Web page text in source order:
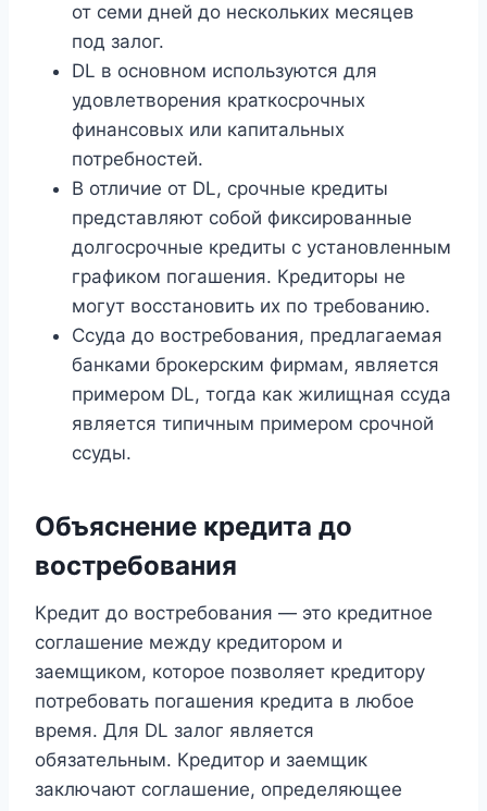
от семи дней до нескольких месяцев
под залог.
DL в основном используются для
удовлетворения краткосрочных
финансовых или капитальных
потребностей.
В отличие от DL, срочные кредиты
представляют собой фиксированные
долгосрочные кредиты с установленным
графиком погашения. Кредиторы не
могут восстановить их по требованию.
Ссуда ​​до востребования, предлагаемая
банками брокерским фирмам, является
примером DL, тогда как жилищная ссуда
является типичным примером срочной
ссуды.
Объяснение кредита до
востребования
Кредит до востребования — это кредитное
соглашение между кредитором и
заемщиком, которое позволяет кредитору
потребовать погашения кредита в любое
время. Для DL залог является
обязательным. Кредитор и заемщик
заключают соглашение, определяющее